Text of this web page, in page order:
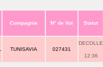
Compagnie N° de Vol Statut
TUNISAVIA 027431
DECOLLE
12:36